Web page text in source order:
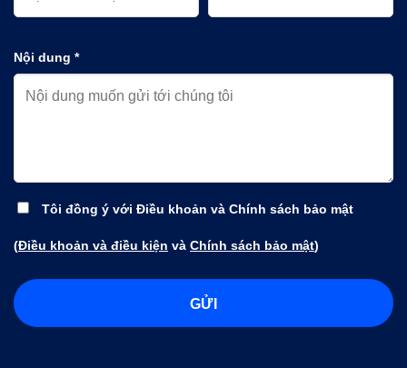
Nội dung *
Tôi đồng ý với Điều khoản và Chính sách bảo mật
(Điều khoản và điều kiện và Chính sách bảo mật)